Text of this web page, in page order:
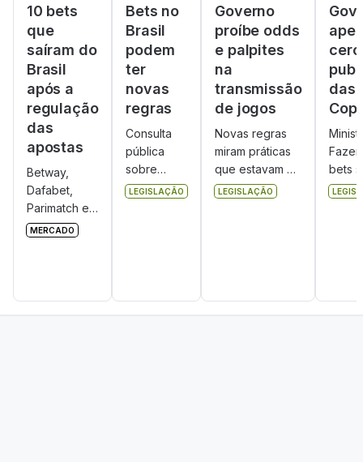
10 bets
que
saíram do
Brasil
após a
regulação
das
apostas
Betway,
Dafabet,
Parimatch e
outras sete
MERCADO
Bets no
Brasil
podem
ter
novas
regras
Consulta
pública
sobre
novas
LEGISLAÇÃO
Governo
proíbe odds
e palpites
na
transmissão
de jogos
Novas regras
miram práticas
que estavam no
centro das
LEGISLAÇÃO
das
bets